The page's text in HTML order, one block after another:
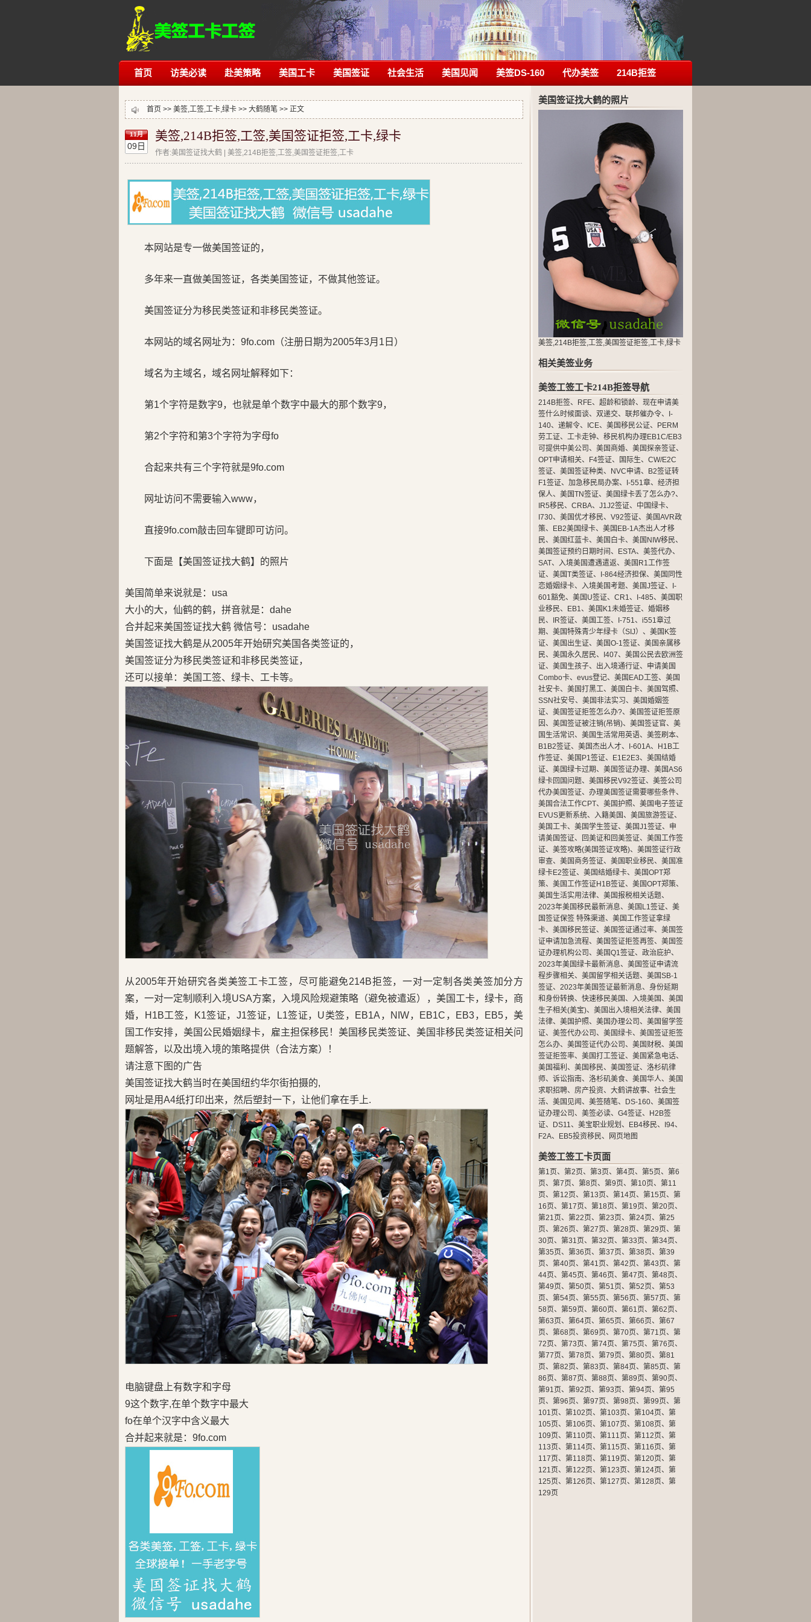
首页 访美必读 赴美策略 美国工卡 美国签证 社会生活 美国见闻 美签DS-160 代办美签 214B拒签
首页 >> 美签,工签,工卡,绿卡 >> 大鹤随笔 >> 正文
11月
09日
美签,214B拒签,工签,美国签证拒签,工卡,绿卡
作者:美国签证找大鹤 | 美签,214B拒签,工签,美国签证拒签,工卡
本网站是专一做美国签证的，
多年来一直做美国签证，各类美国签证，不做其他签证。
美国签证分为移民类签证和非移民类签证。
本网站的域名网址为：9fo.com（注册日期为2005年3月1日）
域名为主域名，域名网址解释如下：
第1个字符是数字9，也就是单个数字中最大的那个数字9，
第2个字符和第3个字符为字母fo
合起来共有三个字符就是9fo.com
网址访问不需要输入www，
直接9fo.com敲击回车键即可访问。
下面是【美国签证找大鹤】的照片
美国简单来说就是：usa
大小的大，仙鹤的鹤，拼音就是：dahe
合并起来美国签证找大鹤 微信号：usadahe
美国签证找大鹤是从2005年开始研究美国各类签证的，
美国签证分为移民类签证和非移民类签证，
还可以接单：美国工签、绿卡、工卡等。
从2005年开始研究各类美签工卡工签，尽可能避免214B拒签，一对一定制各类美签加分方
案，一对一定制顺利入境USA方案，入境风险规避策略（避免被遣返），美国工卡，绿卡，商
婚，H1B工签，K1签证，J1签证，L1签证，U类签，EB1A，NIW，EB1C，EB3，EB5，美
国工作安排，美国公民婚姻绿卡，雇主担保移民！美国移民类签证、美国非移民类签证相关问
题解答，以及出境入境的策略提供（合法方案）！
请注意下图的广告
美国签证找大鹤当时在美国纽约华尔街拍摄的,
网址是用A4纸打印出来，然后塑封一下，让他们拿在手上.
电脑键盘上有数字和字母
9这个数字,在单个数字中最大
fo在单个汉字中含义最大
合并起来就是：9fo.com
美国签证找大鹤的照片
美签,214B拒签,工签,美国签证拒签,工卡,绿卡
相关美签业务
美签工签工卡214B拒签导航
214B拒签、 RFE、 超龄和锁龄、 现在申请美
签什么时候面谈、 双递交、 联邦催办令、
I-
140、 递解令、 ICE、 美国移民公证、
PERM
劳工证、 工卡走钟、 移民机构办理EB1C/EB3
可提供中美公司 、 美国商婚、 美国探亲签证、
OPT申请相关、 F4签证、 国际生、 CW/E2C
签证、 美国签证种类、 NVC申请、
B2签证转
F1签证、 加急移民局办案、 I-551章、 经济担
保人、 美国TN签证、 美国绿卡丢了怎么办?、
IR5移民、 CRBA、 J1J2签证、 中国绿卡、
I730、 美国优才移民、 V92签证、 美国AVR政
策、 EB2美国绿卡、 美国EB-1A杰出人才移
民、 美国红蓝卡、 美国白卡、 美国NIW移民、
美国签证预约日期时间 、 ESTA、 美签代办、
SAT、 入境美国遭遇遣返、 美国R1工作签
证、 美国T类签证、 I-864经济担保、 美国同性
恋婚姻绿卡、 入境美国考题、 美国J签证、
I-
601豁免、 美国U签证、 CR1、 I-485、 美国职
业移民、 EB1、 美国K1未婚签证、 婚姻移
民、 IR签证、 美国工签、 I-751、 i551章过
期、 美国特殊青少年绿卡（SIJ） 、 美国K签
证、 美国出生证、 美国O-1签证、 美国亲属移
民、 美国永久居民、 I407、 美国公民去欧洲签
证、 美国生孩子、 出入境通行证、 申请美国
Combo卡、 evus登记、 美国EAD工签、 美国
社安卡、 美国打黑工、 美国白卡、 美国驾照、
SSN社安号、 美国非法实习、 美国婚姻签
证、 美国签证拒签怎么办?、 美国签证拒签原
因、 美国签证被注销(吊销)、 美国签证官、 美
国生活常识、 美国生活常用英语、 美签刷本、
B1B2签证、 美国杰出人才、 I-601A、
H1B工
作签证、 美国P1签证、 E1E2E3、 美国结婚
证、 美国绿卡过期、 美国签证办理、 美国AS6
绿卡回国问题、 美国移民V92签证、 美签公司
代办美国签证、 办理美国签证需要哪些条件、
美国合法工作CPT、 美国护照、 美国电子签证
EVUS更新系统、 入籍美国、 美国旅游签证、
美国工卡、 美国学生签证、 美国J1签证、 申
请美国签证、 回美证和回美签证、 美国工作签
证、 美签攻略(美国签证攻略)、 美国签证行政
审查、 美国商务签证、 美国职业移民、 美国准
绿卡E2签证、 美国结婚绿卡、 美国OPT郑
策、 美国工作签证H1B签证、 美国OPT郑策、
美国生活实用法律、 美国报税相关话题、
2023年美国移民最新消息、 美国L1签证、 美
国签证保签 特殊渠道、 美国工作签证拿绿
卡、 美国移民签证、 美国签证通过率、 美国签
证申请加急流程、 美国签证拒签再签、 美国签
证办理机构公司 、 美国Q1签证、 政治庇护、
2023年美国绿卡最新消息、 美国签证申请流
程步骤相关、 美国留学相关话题、 美国SB-1
签证、 2023年美国签证最新消息、 身份延期
和身份转换、 快速移民美国、 入境美国、 美国
生子相关(美宝)、 美国出入境相关法律、 美国
法律、 美国护照、 美国办理公司 、 美国留学签
证、 美签代办公司 、 美国绿卡、 美国签证拒签
怎么办、 美国签证代办公司 、 美国财税、 美国
签证拒签率、 美国打工签证、 美国紧急电话、
美国福利 、 美国移民、 美国签证、 洛杉矶律
师、 诉讼指南、 洛杉矶美食、 美国华人、 美国
求职招聘、 房产投资、 大鹤讲故事、 社会生
活、 美国见闻、 美签随笔、 DS-160、 美国签
证办理公司 、 美签必读、 G4签证、
H2B签
证、 DS11、 美宝职业规划 、 EB4移民、 I94、
F2A、 EB5投资移民、 网页地图
美签工签工卡页面
第1页、 第2页、 第3页、 第4页、 第5页、 第6
页、 第7页、 第8页、 第9页、 第10页、 第11
页、 第12页、 第13页、 第14页、 第15页、 第
16页、 第17页、 第18页、 第19页、 第20页、
第21页、 第22页、 第23页、 第24页、 第25
页、 第26页、 第27页、 第28页、 第29页、 第
30页、 第31页、 第32页、 第33页、 第34页、
第35页、 第36页、 第37页、 第38页、 第39
页、 第40页、 第41页、 第42页、 第43页、 第
44页、 第45页、 第46页、 第47页、 第48页、
第49页、 第50页、 第51页、 第52页、 第53
页、 第54页、 第55页、 第56页、 第57页、 第
58页、 第59页、 第60页、 第61页、 第62页、
第63页、 第64页、 第65页、 第66页、 第67
页、 第68页、 第69页、 第70页、 第71页、 第
72页、 第73页、 第74页、 第75页、 第76页、
第77页、 第78页、 第79页、 第80页、 第81
页、 第82页、 第83页、 第84页、 第85页、 第
86页、 第87页、 第88页、 第89页、 第90页、
第91页、 第92页、 第93页、 第94页、 第95
页、 第96页、 第97页、 第98页、 第99页、 第
101页、 第102页、 第103页、 第104页、 第
105页、 第106页、 第107页、 第108页、 第
109页、 第110页、 第111页、 第112页、 第
113页、 第114页、 第115页、 第116页、 第
117页、 第118页、 第119页、 第120页、 第
121页、 第122页、 第123页、 第124页、 第
125页、 第126页、 第127页、 第128页、 第
129页